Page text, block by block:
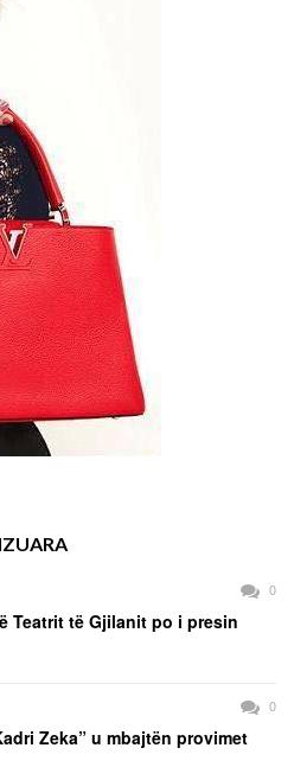
0
Teatrit të Gjilanit po i presin
0
Zeka” u mbajtën provimet